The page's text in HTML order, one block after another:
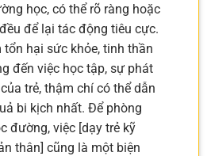
học, có thể rõ ràng hoặc
để lại tác động tiêu cực.
tổn hại sức khỏe, tinh thần
đến việc học tập, sự phát
trẻ, thậm chí có thể dẫn
bi kịch nhất. Để phòng
đường, việc [dạy trẻ kỹ
thân] cũng là một biện